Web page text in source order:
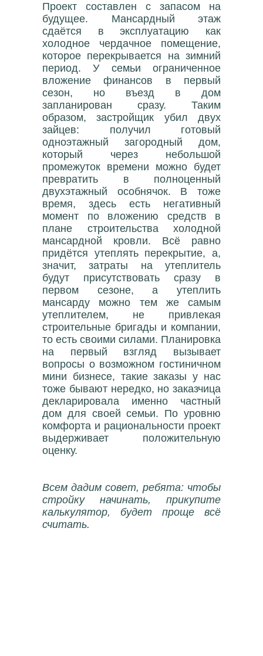
Проект составлен с запасом на
будущее. Мансардный этаж
сдаётся в эксплуатацию как
холодное чердачное помещение,
которое перекрывается на зимний
период. У семьи ограниченное
вложение финансов в первый
сезон, но въезд в дом
запланирован сразу. Таким
образом, застройщик убил двух
зайцев: получил готовый
одноэтажный загородный дом,
который через небольшой
промежуток времени можно будет
превратить в полноценный
двухэтажный особнячок. В тоже
время, здесь есть негативный
момент по вложению средств в
плане строительства холодной
мансардной кровли. Всё равно
придётся утеплять перекрытие, а,
значит, затраты на утеплитель
будут присутствовать сразу в
первом сезоне, а утеплить
мансарду можно тем же самым
утеплителем, не привлекая
строительные бригады и компании,
то есть своими силами. Планировка
на первый взгляд вызывает
вопросы о возможном гостиничном
мини бизнесе, такие заказы у нас
тоже бывают нередко, но заказчица
декларировала именно частный
дом для своей семьи. По уровню
комфорта и рациональности проект
выдерживает положительную
оценку.
Всем дадим совет, ребята: чтобы
стройку начинать, прикупите
калькулятор, будет проще всё
считать.